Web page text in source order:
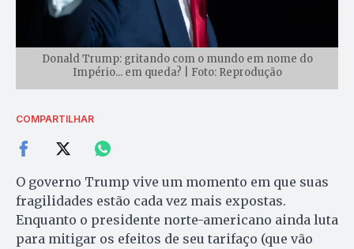
Donald Trump: gritando com o mundo em nome do
Império... em queda? | Foto: Reprodução
COMPARTILHAR
O governo Trump vive um momento em que suas
fragilidades estão cada vez mais expostas.
Enquanto o presidente norte-americano ainda luta
para mitigar os efeitos de seu tarifaço (que vão